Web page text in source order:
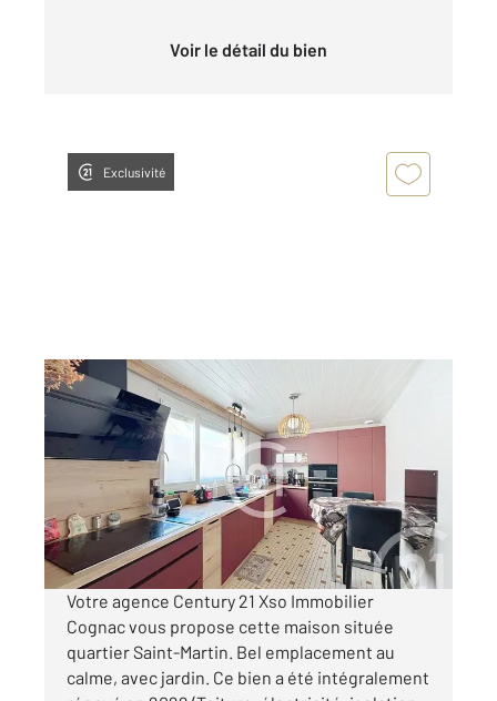
Voir le détail du bien
Exclusivité
COGNAC 16
115 m2, 5 pièces
Ref : 1774
Maison à vendre
207 400 €
Visiter le site dédié
Votre agence Century 21 Xso Immobilier
Cognac vous propose cette maison située
quartier Saint-Martin. Bel emplacement au
calme, avec jardin. Ce bien a été intégralement